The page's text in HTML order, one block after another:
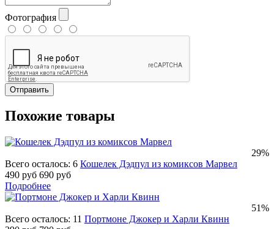
Фотография
Отправить
Похожие товары
29%
Всего осталось: 6 Кошелек Дэдпул из комиксов Марвел
490 руб 690 руб
Подробнее
51%
Всего осталось: 11 Портмоне Джокер и Харли Квинн